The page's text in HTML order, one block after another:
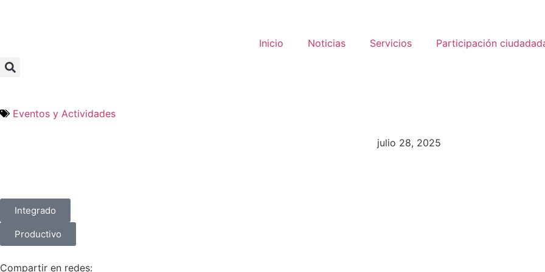
Inicio Noticias Servicios Participación
Eventos y Actividades
julio 28, 2025
Integrado
Productivo
Compartir en redes: